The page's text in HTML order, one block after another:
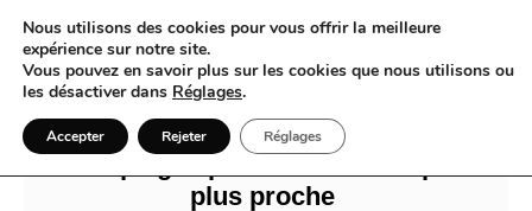
VTC à Nice pour chaque instant de vie
plus proche
Nous utilisons des cookies pour vous offrir la meilleure
expérience sur notre site.
Vous pouvez en savoir plus sur les cookies que nous utilisons ou
les désactiver dans Réglages.
Accepter Rejeter Réglages